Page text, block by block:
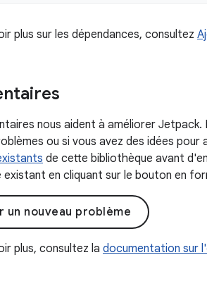
plus sur les dépendances, consultez
nous aident à améliorer
ou si vous avez des idées
de cette bibliothèque avant
existant en cliquant sur le bouton en
un nouveau problème
plus, consultez la documentation sur